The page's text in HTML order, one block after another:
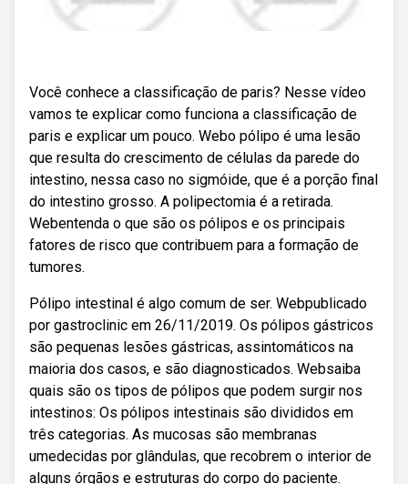
Você conhece a classificação de paris? Nesse vídeo
vamos te explicar como funciona a classificação de
paris e explicar um pouco. Webo pólipo é uma lesão
que resulta do crescimento de células da parede do
intestino, nessa caso no sigmóide, que é a porção final
do intestino grosso. A polipectomia é a retirada.
Webentenda o que são os pólipos e os principais
fatores de risco que contribuem para a formação de
tumores.
Pólipo intestinal é algo comum de ser. Webpublicado
por gastroclinic em 26/11/2019. Os pólipos gástricos
são pequenas lesões gástricas, assintomáticos na
maioria dos casos, e são diagnosticados. Websaiba
quais são os tipos de pólipos que podem surgir nos
intestinos: Os pólipos intestinais são divididos em
três categorias. As mucosas são membranas
umedecidas por glândulas, que recobrem o interior de
alguns órgãos e estruturas do corpo do paciente.